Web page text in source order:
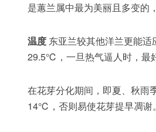
是蕙兰属中最为美丽且多变的
温度 东亚兰较其他洋兰更能
29.5℃，一旦热气逼人时，最
在花芽分化期间，即夏、秋雨
14℃，否则易使花芽提早凋谢。